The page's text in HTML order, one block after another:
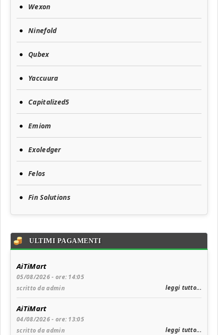
Wexon
Ninefold
Qubex
Yaccuura
Capitalized5
Emiom
Exoledger
Felos
Fin Solutions
ULTIMI PAGAMENTI
AiTiMart
05/08/2026 - ore: 14:05
scritto da admin
leggi tutto...
AiTiMart
04/08/2026 - ore: 13:05
scritto da admin
leggi tutto...